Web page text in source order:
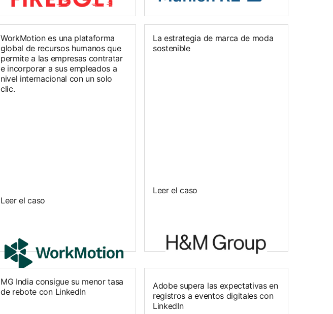
WorkMotion es una plataforma
global de recursos humanos que
permite a las empresas contratar
e incorporar a sus empleados a
nivel internacional con un solo
clic.
Leer el caso
La estrategia de marca de moda
sostenible
Leer el caso
MG India consigue su menor tasa
de rebote con LinkedIn
Adobe supera las expectativas en
registros a eventos digitales con
LinkedIn